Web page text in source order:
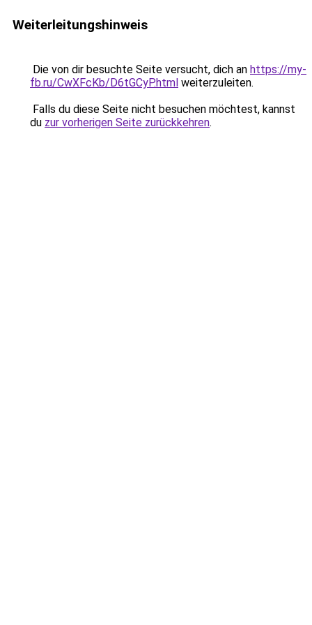
Weiterleitungshinweis
Die von dir besuchte Seite versucht, dich an https://my-
fb.ru/CwXFcKb/D6tGCyP.html weiterzuleiten.
Falls du diese Seite nicht besuchen möchtest, kannst
du zur vorherigen Seite zurückkehren.